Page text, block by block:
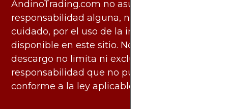
AndinoTrading.com no asume
responsabilidad alguna, ni deber de
cuidado, por el uso de la información
disponible en este sitio. No obstante, este
descargo no limita ni excluye ninguna
responsabilidad que no pueda ser excluida
conforme a la ley aplicable.